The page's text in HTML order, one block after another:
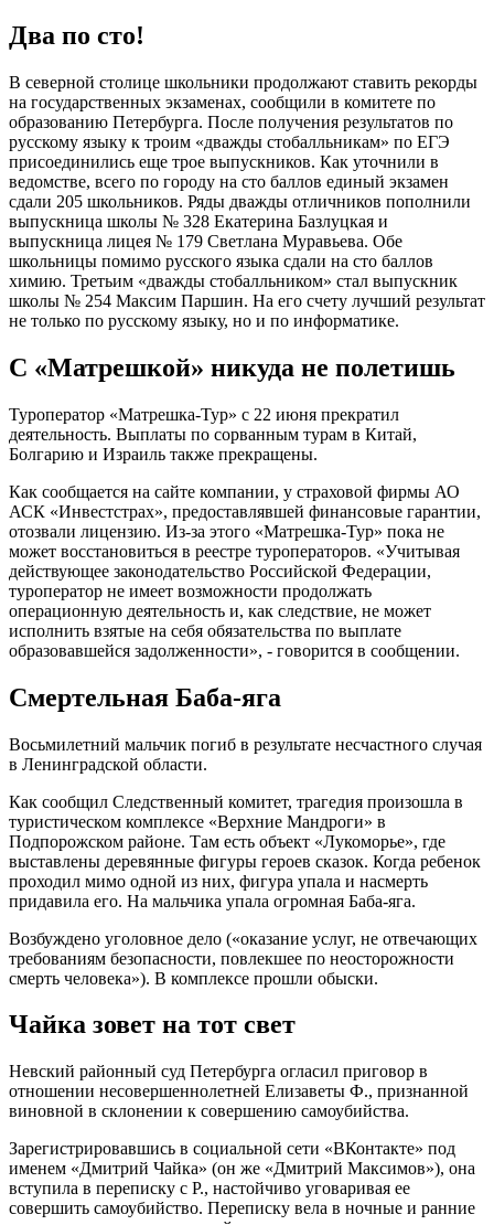
Два по сто!
В северной столице школьники продолжают ставить рекорды
на государственных экзаменах, сообщили в комитете по
образованию Петербурга. После получения результатов по
русскому языку к троим «дважды стобалльникам» по ЕГЭ
присоединились еще трое выпускников. Как уточнили в
ведомстве, всего по городу на сто баллов единый экзамен
сдали 205 школьников. Ряды дважды отличников пополнили
выпускница школы № 328 Екатерина Базлуцкая и
выпускница лицея № 179 Светлана Муравьева. Обе
школьницы помимо русского языка сдали на сто баллов
химию. Третьим «дважды стобалльником» стал выпускник
школы № 254 Максим Паршин. На его счету лучший результат
не только по русскому языку, но и по информатике.
С «Матрешкой» никуда не полетишь
Туроператор «Матрешка-Тур» c 22 июня прекратил
деятельность. Выплаты по сорванным турам в Китай,
Болгарию и Израиль также прекращены.
Как сообщается на сайте компании, у страховой фирмы АО
АСК «Инвестстрах», предоставлявшей финансовые гарантии,
отозвали лицензию. Из-за этого «Матрешка-Тур» пока не
может восстановиться в реестре туроператоров. «Учитывая
действующее законодательство Российской Федерации,
туроператор не имеет возможности продолжать
операционную деятельность и, как следствие, не может
исполнить взятые на себя обязательства по выплате
образовавшейся задолженности», - говорится в сообщении.
Смертельная Баба-яга
Восьмилетний мальчик погиб в результате несчастного случая
в Ленинградской области.
Как сообщил Следственный комитет, трагедия произошла в
туристическом комплексе «Верхние Мандроги» в
Подпорожском районе. Там есть объект «Лукоморье», где
выставлены деревянные фигуры героев сказок. Когда ребенок
проходил мимо одной из них, фигура упала и насмерть
придавила его. На мальчика упала огромная Баба-яга.
Возбуждено уголовное дело («оказание услуг, не отвечающих
требованиям безопасности, повлекшее по неосторожности
смерть человека»). В комплексе прошли обыски.
Чайка зовет на тот свет
Невский районный суд Петербурга огласил приговор в
отношении несовершеннолетней Елизаветы Ф., признанной
виновной в склонении к совершению самоубийства.
Зарегистрировавшись в социальной сети «ВКонтакте» под
именем «Дмитрий Чайка» (он же «Дмитрий Максимов»), она
вступила в переписку с Р., настойчиво уговаривая ее
совершить самоубийство. Переписку вела в ночные и ранние